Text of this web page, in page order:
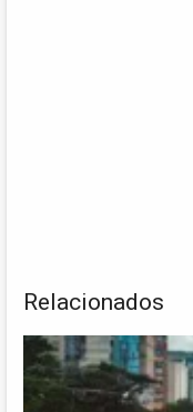
Relacionados